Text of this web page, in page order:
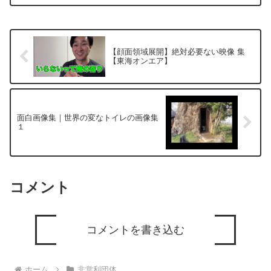
【顔面領域展開】絶対必要ない映像 集
【東海オンエア】
面白画像集｜世界の変なトイレの画像集
１
コメント
コメントを書き込む